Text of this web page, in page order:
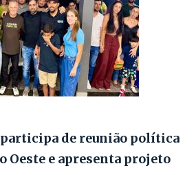
de reunião política
Oeste e apresenta projeto